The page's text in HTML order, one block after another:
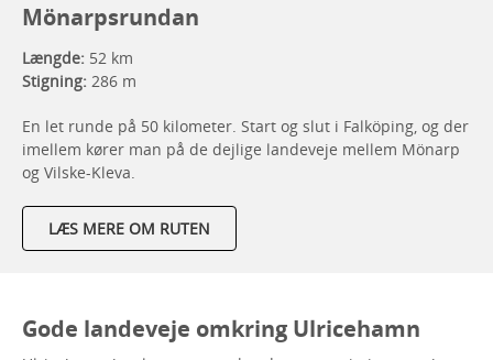
Mönarpsrundan
Længde: 52 km
Stigning: 286 m
En let runde på 50 kilometer. Start og slut i Falköping, og der
imellem kører man på de dejlige landeveje mellem Mönarp
og Vilske-Kleva.
LÆS MERE OM RUTEN
Gode landeveje omkring Ulricehamn